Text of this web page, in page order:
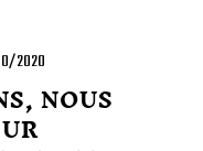
2020
NOUS